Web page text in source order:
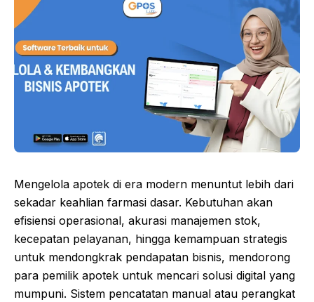
Mengelola apotek di era modern menuntut lebih dari
sekadar keahlian farmasi dasar. Kebutuhan akan
efisiensi operasional, akurasi manajemen stok,
kecepatan pelayanan, hingga kemampuan strategis
untuk mendongkrak pendapatan bisnis, mendorong
para pemilik apotek untuk mencari solusi digital yang
mumpuni. Sistem pencatatan manual atau perangkat